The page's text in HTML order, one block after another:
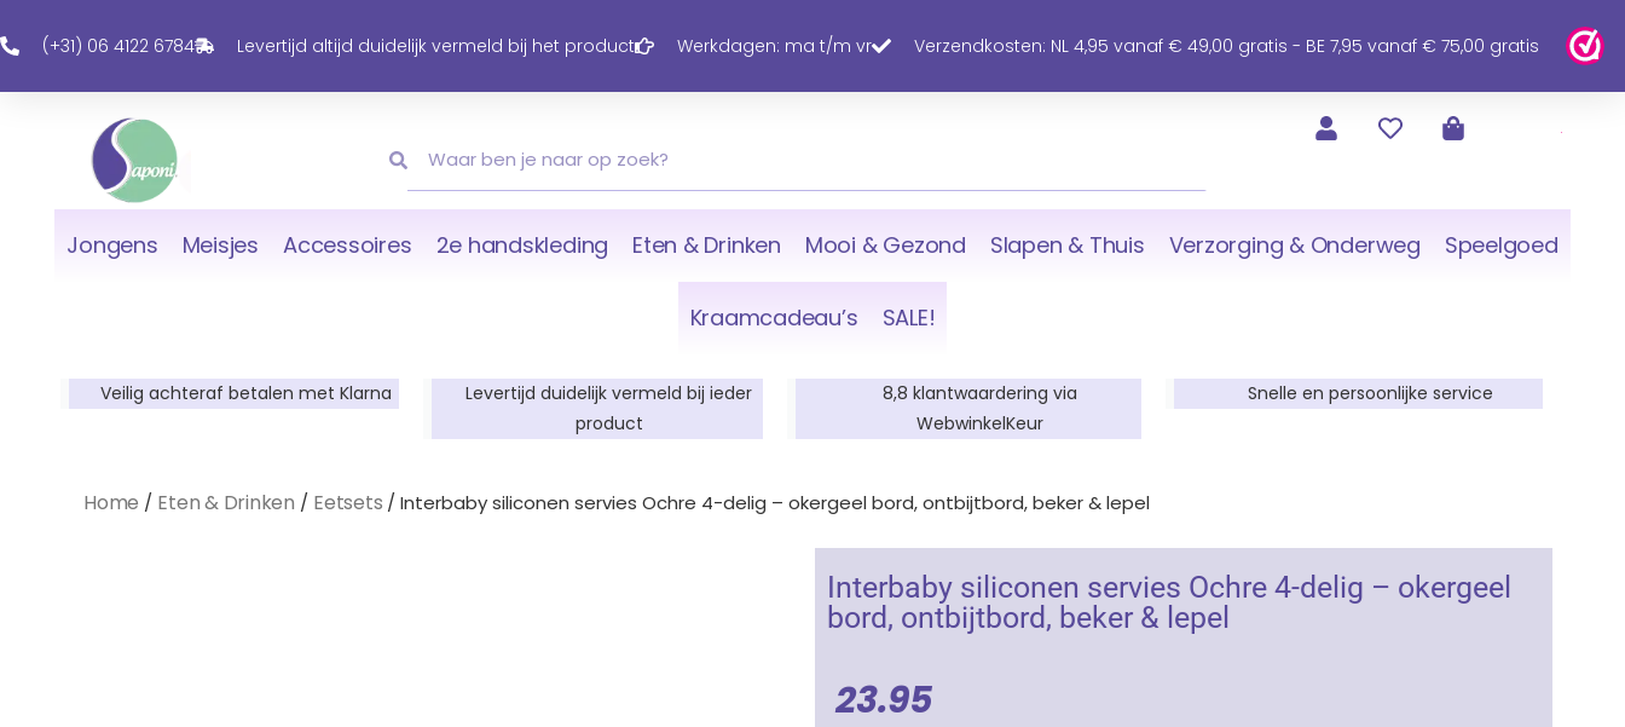
Naar
Inhoud
(+31) 06 4122 6784 Levertijd altijd duidelijk vermeld bij het product Werkdagen: ma t/m vr Verzendkosten: NL 4,95 vanaf € 49,00 gratis - BE 7,95 vanaf € 75,00 gratis
Jongens Meisjes Accessoires 2e handskleding Eten & Drinken Mooi & Gezond Slapen & Thuis Verzorging & Onderweg Speelgoed
Kraamcadeau’s SALE!
Veilig achteraf betalen met Klarna
Levertijd duidelijk vermeld bij ieder
product
8,8 klantwaardering via
WebwinkelKeur
Snelle en persoonlijke service
Home / Eten & Drinken / Eetsets / Interbaby siliconen servies Ochre 4-delig – okergeel bord, ontbijtbord, beker & lepel
Interbaby siliconen servies Ochre 4-delig – okergeel
bord, ontbijtbord, beker & lepel
23.95